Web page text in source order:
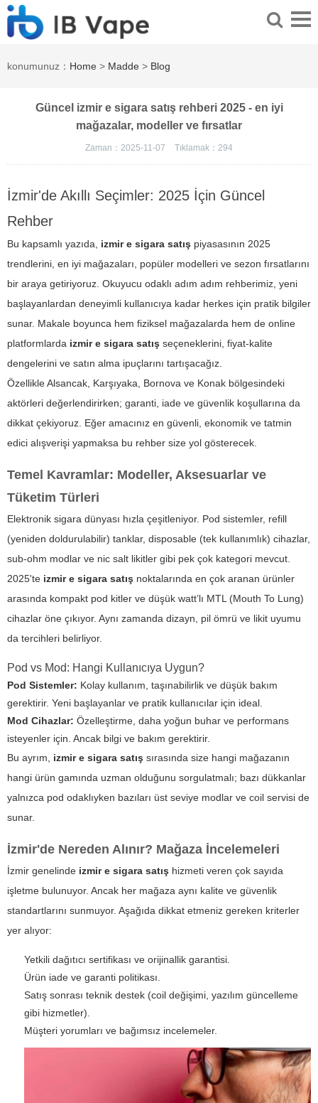
konumunuz： Home > Madde > Blog
Güncel izmir e sigara satış rehberi 2025 - en iyi
mağazalar, modeller ve fırsatlar
Zaman：2025-11-07 Tıklamak： 294
İzmir'de Akıllı Seçimler: 2025 İçin Güncel
Rehber
Bu kapsamlı yazıda, izmir e sigara satış piyasasının 2025
trendlerini, en iyi mağazaları, popüler modelleri ve sezon fırsatlarını
bir araya getiriyoruz. Okuyucu odaklı adım adım rehberimiz, yeni
başlayanlardan deneyimli kullanıcıya kadar herkes için pratik bilgiler
sunar. Makale boyunca hem fiziksel mağazalarda hem de online
platformlarda izmir e sigara satış seçeneklerini, fiyat-kalite
dengelerini ve satın alma ipuçlarını tartışacağız.
Özellikle Alsancak, Karşıyaka, Bornova ve Konak bölgesindeki
aktörleri değerlendirirken; garanti, iade ve güvenlik koşullarına da
dikkat çekiyoruz. Eğer amacınız en güvenli, ekonomik ve tatmin
edici alışverişi yapmaksa bu rehber size yol gösterecek.
Temel Kavramlar: Modeller, Aksesuarlar ve
Tüketim Türleri
Elektronik sigara dünyası hızla çeşitleniyor. Pod sistemler, refill
(yeniden doldurulabilir) tanklar, disposable (tek kullanımlık) cihazlar,
sub-ohm modlar ve nic salt likitler gibi pek çok kategori mevcut.
2025'te izmir e sigara satış noktalarında en çok aranan ürünler
arasında kompakt pod kitler ve düşük watt’lı MTL (Mouth To Lung)
cihazlar öne çıkıyor. Aynı zamanda dizayn, pil ömrü ve likit uyumu
da tercihleri belirliyor.
Pod vs Mod: Hangi Kullanıcıya Uygun?
Pod Sistemler: Kolay kullanım, taşınabilirlik ve düşük bakım
gerektirir. Yeni başlayanlar ve pratik kullanıcılar için ideal.
Mod Cihazlar: Özelleştirme, daha yoğun buhar ve performans
isteyenler için. Ancak bilgi ve bakım gerektirir.
Bu ayrım, izmir e sigara satış sırasında size hangi mağazanın
hangi ürün gamında uzman olduğunu sorgulatmalı; bazı dükkanlar
yalnızca pod odaklıyken bazıları üst seviye modlar ve coil servisi de
sunar.
İzmir'de Nereden Alınır? Mağaza İncelemeleri
İzmir genelinde izmir e sigara satış hizmeti veren çok sayıda
işletme bulunuyor. Ancak her mağaza aynı kalite ve güvenlik
standartlarını sunmuyor. Aşağıda dikkat etmeniz gereken kriterler
yer alıyor:
Yetkili dağıtıcı sertifikası ve orijinallik garantisi.
Ürün iade ve garanti politikası.
Satış sonrası teknik destek (coil değişimi, yazılım güncelleme
gibi hizmetler).
Müşteri yorumları ve bağımsız incelemeler.